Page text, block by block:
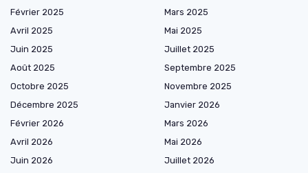
Février 2025
Mars 2025
Avril 2025
Mai 2025
Juin 2025
Juillet 2025
Août 2025
Septembre 2025
Octobre 2025
Novembre 2025
Décembre 2025
Janvier 2026
Février 2026
Mars 2026
Avril 2026
Mai 2026
Juin 2026
Juillet 2026